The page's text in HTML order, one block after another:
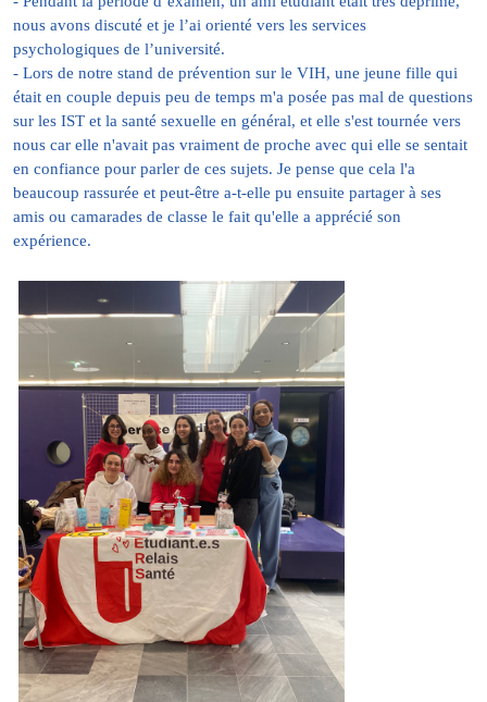
nous avons discuté et je l’ai orienté vers les services
psychologiques de l’université.
- Lors de notre stand de prévention sur le VIH, une jeune fille qui
était en couple depuis peu de temps m'a posée pas mal de questions
sur les IST et la santé sexuelle en général, et elle s'est tournée vers
nous car elle n'avait pas vraiment de proche avec qui elle se sentait
en confiance pour parler de ces sujets. Je pense que cela l'a
beaucoup rassurée et peut-être a-t-elle pu ensuite partager à ses
amis ou camarades de classe le fait qu'elle a apprécié son
expérience.